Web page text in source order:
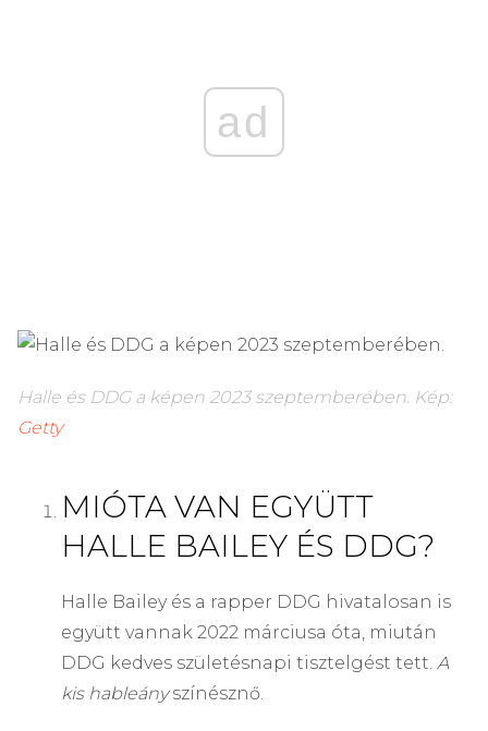
ad
Halle és DDG a képen 2023 szeptemberében. Kép:
Getty
MIÓTA VAN EGYÜTT
HALLE BAILEY ÉS DDG?
Halle Bailey és a rapper DDG hivatalosan is
együtt vannak 2022 márciusa óta, miután
DDG kedves születésnapi tisztelgést tett. A
kis hableányszínésznő.